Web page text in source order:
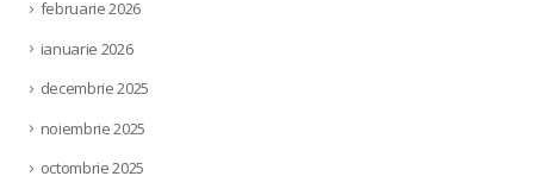
februarie 2026
ianuarie 2026
decembrie 2025
noiembrie 2025
octombrie 2025